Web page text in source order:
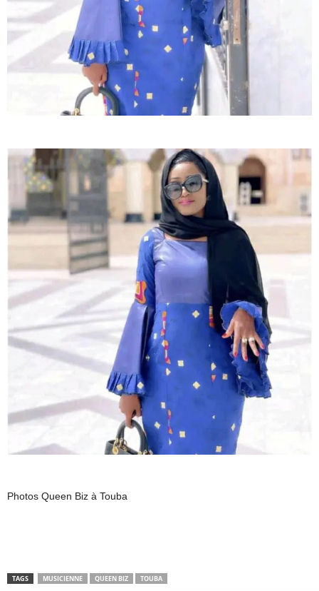
Photos Queen Biz à Touba
TAGS MUSICIENNE QUEEN BIZ TOUBA